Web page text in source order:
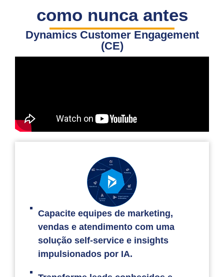
como nunca antes
Dynamics Customer Engagement
(CE)
Capacite equipes de marketing,
vendas e atendimento com uma
solução self-service e insights
impulsionados por IA.